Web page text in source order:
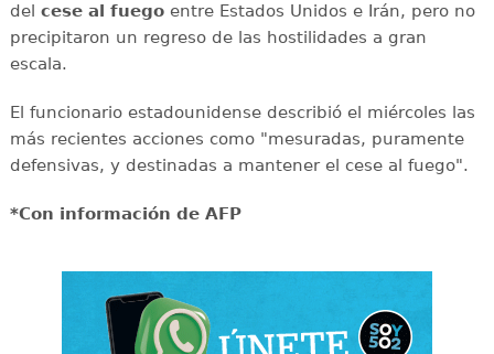
del cese al fuegoentre Estados Unidos e Irán, pero no
precipitaron un regreso de las hostilidades a gran
escala.
El funcionario estadounidense describió el miércoles las
más recientes acciones como "mesuradas, puramente
defensivas, y destinadas a mantener el cese al fuego".
*Con información de AFP